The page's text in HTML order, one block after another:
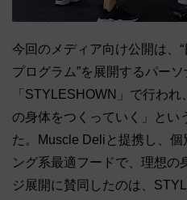
今回のメディア向け公開は、
プログラム”を展開するパー
「STYLESHOWN」で行わ
の身体をつくっていく」とい
た。Muscle Deliと提携し、
ング系最適フードで、理想の
ジ展開に賛同したのは、